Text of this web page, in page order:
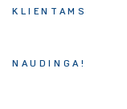
KLIENTAMS
NAUDINGA!